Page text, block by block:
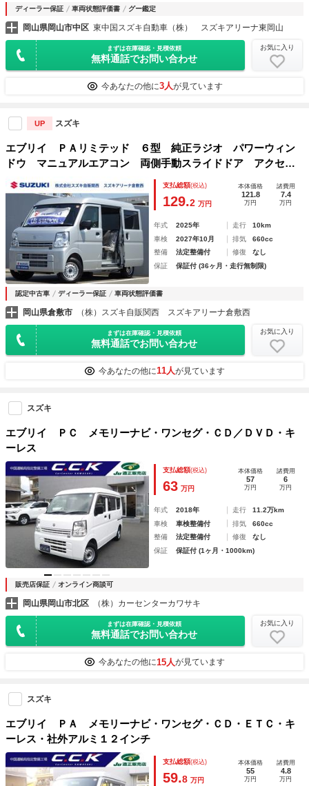
ディーラー保証 車両状態評価書 グー鑑定
岡山県岡山市中区 東中国スズキ自動車（株） スズキアリーナ東岡山
まずは在庫確認・見積依頼
無料通話でお問い合わせ
お気に入り
今あなたの他に3人が見ています
UP スズキ
エブリイ ＰＡリミテッド ６型 純正ラジオ パワーウィン
ドウ マニュアルエアコン 両側手動スライドドア アクセサ
リーソケット リヤパーキングセンサー ＵＳＢ充電ソケッ
ト ハロゲンヘッドランプ オーバーヘッドシェルフ デュア
ルカメラブレーキサポート
支払総額(税込)
129.2 万円
本体価格
121.8
万円
諸費用
7.4
万円
年式 2025年 走行
10km
車検
2027年10月 排気
660cc
整備
法定整備付 修復
なし
保証
保証付 (36ヶ月・走行無制限)
認定中古車 ディーラー保証 車両状態評価書
岡山県倉敷市 （株）スズキ自販関西 スズキアリーナ倉敷西
まずは在庫確認・見積依頼
無料通話でお問い合わせ
お気に入り
今あなたの他に11人が見ています
スズキ
エブリイ ＰＣ メモリーナビ・ワンセグ・ＣＤ／ＤＶＤ・キ
ーレス
支払総額(税込)
63 万円
本体価格
57
万円
諸費用
6
万円
年式 2018年 走行
11.2万km
車検
車検整備付 排気
660cc
整備
法定整備付 修復
なし
保証
保証付 (1ヶ月・1000km)
販売店保証 オンライン商談可
岡山県岡山市北区 （株）カーセンターカワサキ
まずは在庫確認・見積依頼
無料通話でお問い合わせ
お気に入り
今あなたの他に15人が見ています
スズキ
エブリイ ＰＡ メモリーナビ・ワンセグ・ＣＤ・ＥＴＣ・キ
ーレス・社外アルミ１２インチ
支払総額(税込)
59.8 万円
本体価格
55
万円
諸費用
4.8
万円